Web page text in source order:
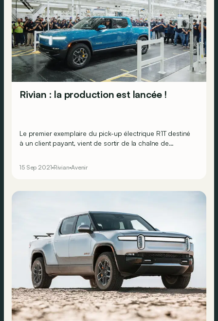
Rivian : la production est lancée !
Le premier exemplaire du pick-up électrique R1T destiné
à un client payant, vient de sortir de la chaîne de
15 Sep 2021 Rivian Avenir